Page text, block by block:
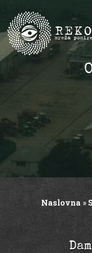
Naslovna »